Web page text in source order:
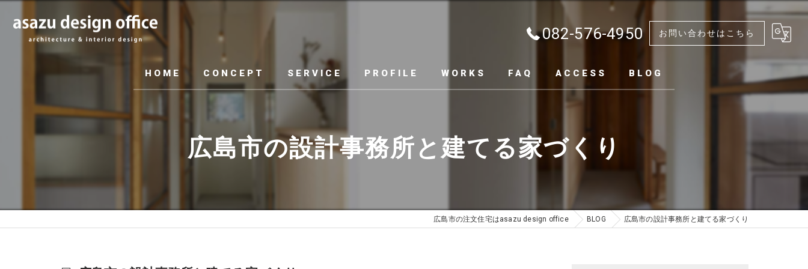
082-576-4950 お問い合わせはこちら
HOME CONCEPT SERVICE PROFILE WORKS FAQ ACCESS BLOG
広島市の設計事務所と建てる家づくり
広島市の注文住宅はasazu design office BLOG 広島市の設計事務所と建てる家づくり